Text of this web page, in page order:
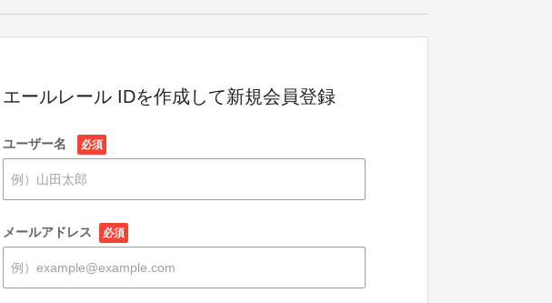
エールレール IDを作成して新規会員登録
ユーザー名 必須
メールアドレス 必須